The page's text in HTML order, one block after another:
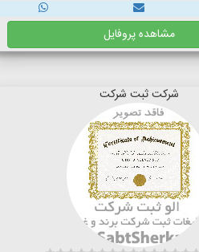
مشاهده پروفایل
شرکت ثبت شرکت